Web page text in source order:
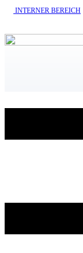
INTERNE​R BEREICH